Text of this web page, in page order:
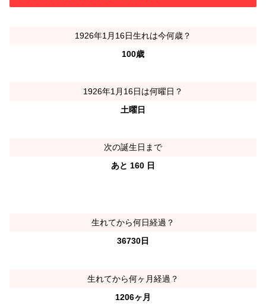
1926年1月16日生れは今何歳？
100歳
1926年1月16日は何曜日？
土曜日
次の誕生日まで
あと 160 日
生れてから何日経過？
36730日
生れてから何ヶ月経過？
1206ヶ月